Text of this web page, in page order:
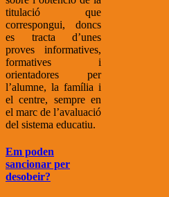
titulació que
correspongui, doncs
es tracta d’unes
proves informatives,
formatives i
orientadores per
l’alumne, la família i
el centre, sempre en
el marc de l’avaluació
del sistema educatiu.
Em poden
sancionar per
desobeir?